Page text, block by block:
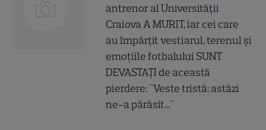
antrenor al Universității
Craiova A MURIT, iar cei care
au împărțit vestiarul, terenul și
emoțiile fotbalului SUNT
DEVASTAȚI de această
pierdere: "Veste tristă: astăzi
ne-a părăsit..."